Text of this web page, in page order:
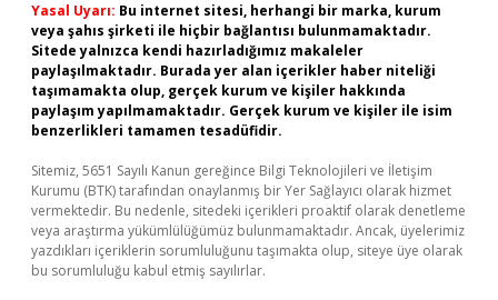
Yasal Uyarı: Bu internet sitesi, herhangi bir marka, kurum
veya şahıs şirketi ile hiçbir bağlantısı bulunmamaktadır.
Sitede yalnızca kendi hazırladığımız makaleler
paylaşılmaktadır. Burada yer alan içerikler haber niteliği
taşımamakta olup, gerçek kurum ve kişiler hakkında
paylaşım yapılmamaktadır. Gerçek kurum ve kişiler ile isim
benzerlikleri tamamen tesadüfidir.
Sitemiz, 5651 Sayılı Kanun gereğince Bilgi Teknolojileri ve İletişim
Kurumu (BTK) tarafından onaylanmış bir Yer Sağlayıcı olarak hizmet
vermektedir. Bu nedenle, sitedeki içerikleri proaktif olarak denetleme
veya araştırma yükümlülüğümüz bulunmamaktadır. Ancak, üyelerimiz
yazdıkları içeriklerin sorumluluğunu taşımakta olup, siteye üye olarak
bu sorumluluğu kabul etmiş sayılırlar.